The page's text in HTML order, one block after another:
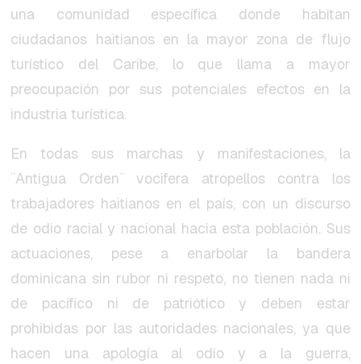
una comunidad específica donde habitan
ciudadanos haitianos en la mayor zona de flujo
turístico del Caribe, lo que llama a mayor
preocupación por sus potenciales efectos en la
industria turística.
En todas sus marchas y manifestaciones, la
¨Antigua Orden¨ vocifera atropellos contra los
trabajadores haitianos en el país, con un discurso
de odio racial y nacional hacia esta población. Sus
actuaciones, pese a enarbolar la bandera
dominicana sin rubor ni respeto, no tienen nada ni
de pacífico ni de patriótico y deben estar
prohibidas por las autoridades nacionales, ya que
hacen una apología al odio y a la guerra,